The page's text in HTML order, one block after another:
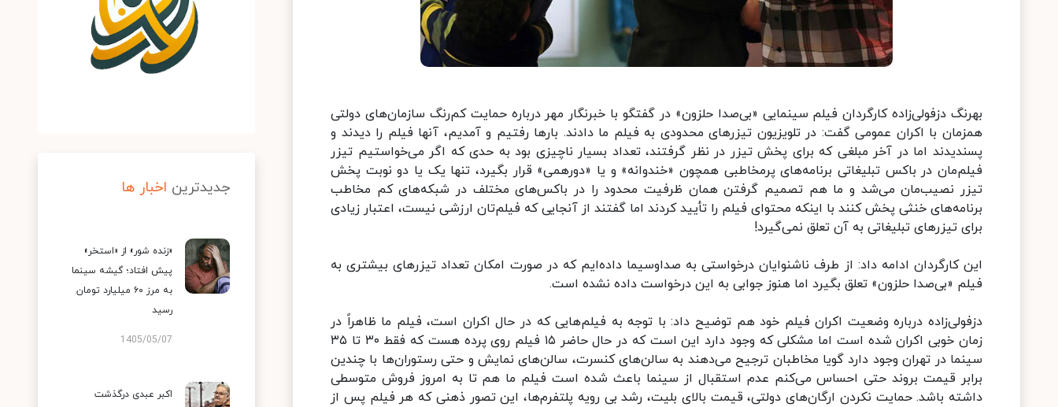
بهرنگ دزفولی‌زاده کارگردان فیلم سینمایی «بی‌صدا حلزون» در گفتگو با خبرنگار مهر درباره حمایت کم‌رنگ سازمان‌های دولتی
همزمان با اکران عمومی گفت: در تلویزیون تیزرهای محدودی به فیلم ما دادند. بارها رفتیم و آمدیم، آنها فیلم را دیدند و
پسندیدند اما در آخر مبلغی که برای پخش تیزر در نظر گرفتند، تعداد بسیار ناچیزی بود به حدی که اگر می‌خواستیم تیزر
فیلم‌مان در باکس تبلیغاتی برنامه‌های پرمخاطبی همچون «خندوانه» و یا «دورهمی» قرار بگیرد، تنها یک یا دو نوبت پخش
تیزر نصیب‌مان می‌شد و ما هم تصمیم گرفتن همان ظرفیت محدود را در باکس‌های مختلف در شبکه‌های کم مخاطب
برنامه‌های خنثی پخش کنند با اینکه محتوای فیلم را تأیید کردند اما گفتند از آنجایی که فیلم‌تان ارزشی نیست، اعتبار زیادی
برای تیزرهای تبلیغاتی به آن تعلق نمی‌گیرد!
این کارگردان ادامه داد: از طرف ناشنوایان درخواستی به صداوسیما داده‌ایم که در صورت امکان تعداد تیزرهای بیشتری به
فیلم «بی‌صدا حلزون» تعلق بگیرد اما هنوز جوابی به این درخواست داده نشده است.
دزفولی‌زاده درباره وضعیت اکران فیلم خود هم توضیح داد: با توجه به فیلم‌هایی که در حال اکران است، فیلم ما ظاهراً در
زمان خوبی اکران شده است اما مشکلی که وجود دارد این است که در حال حاضر ۱۵ فیلم روی پرده هست که فقط ۳۰ تا ۳۵
سینما در تهران وجود دارد گویا مخاطبان ترجیح می‌دهند به سالن‌های کنسرت، سالن‌های نمایش و حتی رستوران‌ها با چندین
برابر قیمت بروند حتی احساس می‌کنم عدم استقبال از سینما باعث شده است فیلم ما هم تا به امروز فروش متوسطی
داشته باشد. حمایت نکردن ارگان‌های دولتی، قیمت بالای بلیت، رشد بی رویه پلتفرم‌ها، این تصور ذهنی که هر فیلم پس از
جدیدترین اخبار ها
«زنده شور» از «استخر»
پیش افتاد؛ گیشه سینما
به مرز ۶۰ میلیارد تومان
رسید
1405/05/07
اکبر عبدی درگذشت